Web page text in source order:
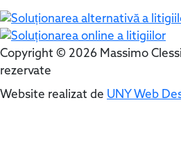
Copyright © 2026 Massimo
rezervate
Website realizat de UNY Web